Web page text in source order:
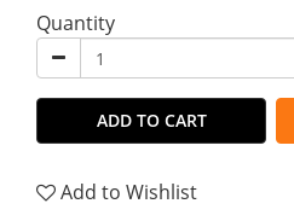
Quantity
ADD TO CART
Add to Wishlist